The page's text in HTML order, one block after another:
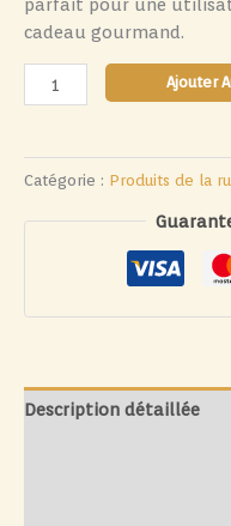
parfait pour une
cadeau gourmand.
quantité
de
fleurs
d'été
Ajouter
Catégorie : Produits de la
Description détaillée